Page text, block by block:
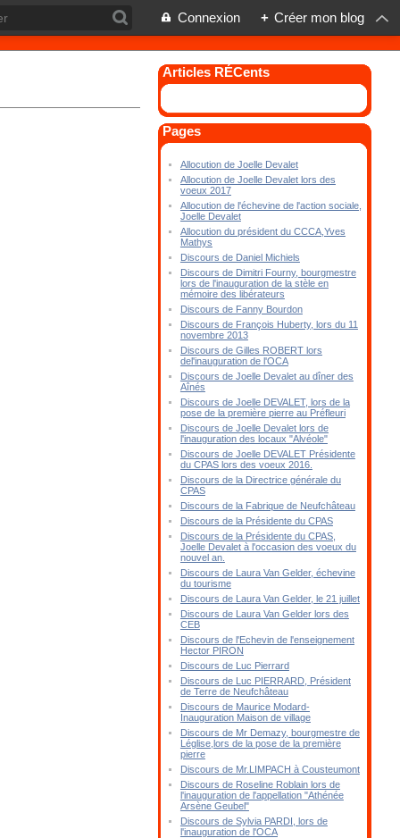
Connexion + Créer mon blog
Articles RÉCents
Pages
Allocution de Joelle Devalet
Allocution de Joelle Devalet lors des
voeux 2017
Allocution de l'échevine de l'action sociale,
Joelle Devalet
Allocution du président du CCCA,Yves
Mathys
Discours de Daniel Michiels
Discours de Dimitri Fourny, bourgmestre
lors de l'inauguration de la stèle en
mémoire des libérateurs
Discours de Fanny Bourdon
Discours de François Huberty, lors du 11
novembre 2013
Discours de Gilles ROBERT lors
del'inauguration de l'OCA
Discours de Joelle Devalet au dîner des
Aînés
Discours de Joelle DEVALET, lors de la
pose de la première pierre au Préfleuri
Discours de Joelle Devalet lors de
l'inauguration des locaux "Alvéole"
Discours de Joelle DEVALET Présidente
du CPAS lors des voeux 2016.
Discours de la Directrice générale du
CPAS
Discours de la Fabrique de Neufchâteau
Discours de la Présidente du CPAS
Discours de la Présidente du CPAS,
Joelle Devalet à l'occasion des voeux du
nouvel an.
Discours de Laura Van Gelder, échevine
du tourisme
Discours de Laura Van Gelder, le 21 juillet
Discours de Laura Van Gelder lors des
CEB
Discours de l'Echevin de l'enseignement
Hector PIRON
Discours de Luc Pierrard
Discours de Luc PIERRARD, Président
de Terre de Neufchâteau
Discours de Maurice Modard-
Inauguration Maison de village
Discours de Mr Demazy, bourgmestre de
Léglise,lors de la pose de la première
pierre
Discours de Mr.LIMPACH à Cousteumont
Discours de Roseline Roblain lors de
l'inauguration de l'appellation "Athénée
Arsène Geubel"
Discours de Sylvia PARDI, lors de
l'inauguration de l'OCA